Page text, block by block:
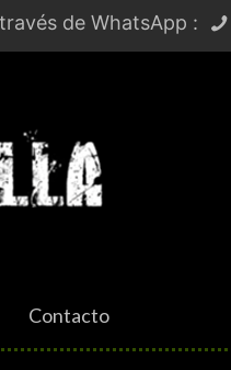
de WhatsApp :
Contacto